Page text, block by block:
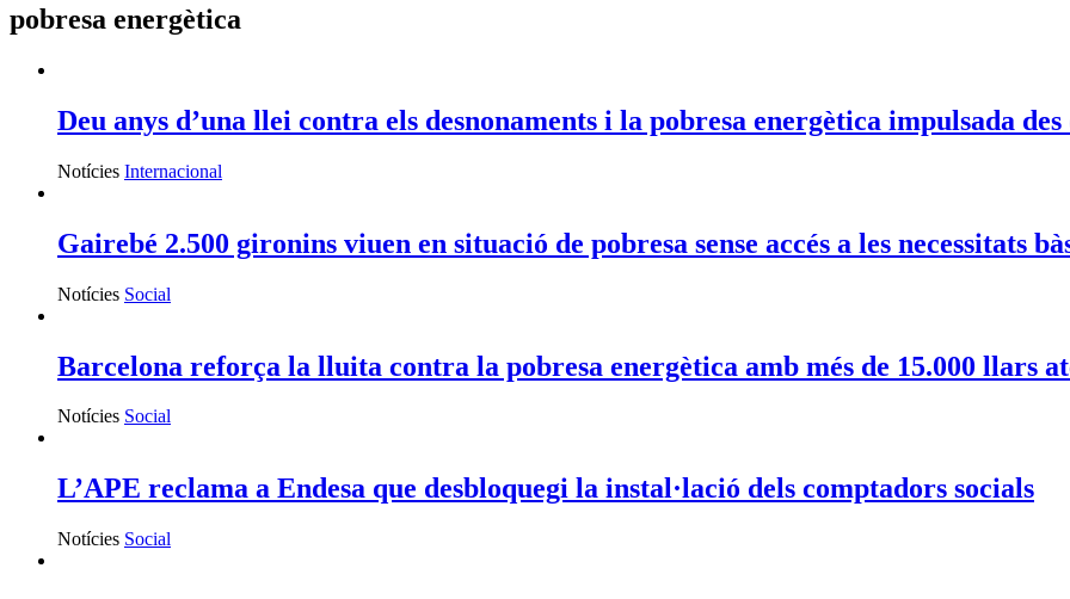
pobresa energètica
Deu anys d’una llei contra els desnonaments i la pobresa energètica impulsada
Notícies Internacional
Gairebé 2.500 gironins viuen en situació de pobresa sense accés a les necessitats
Notícies Social
Barcelona reforça la lluita contra la pobresa energètica amb més de 15.000 llars
Notícies Social
L’APE reclama a Endesa que desbloquegi la instal·lació dels comptadors socials
Notícies Social